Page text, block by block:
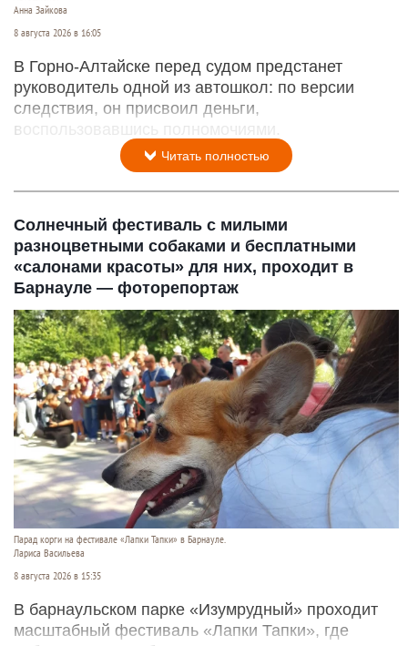
Анна Зайкова
8 августа 2026 в 16:05
В Горно-Алтайске перед судом предстанет
руководитель одной из автошкол: по версии
следствия, он присвоил деньги,
воспользовавшись полномочиями.
Читать полностью
Солнечный фестиваль с милыми
разноцветными собаками и бесплатными
«салонами красоты» для них, проходит в
Барнауле — фоторепортаж
Парад корги на фестивале «Лапки Тапки» в Барнауле.
Лариса Васильева
8 августа 2026 в 15:35
В барнаульском парке «Изумрудный» проходит
масштабный фестиваль «Лапки Тапки», где